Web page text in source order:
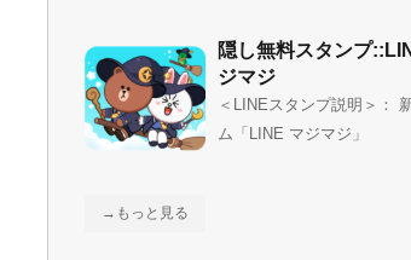
隠し無料スタンプ
ジマジ
＜LINEスタンプ説明＞：
ム「LINE マジマジ」
→もっと見る